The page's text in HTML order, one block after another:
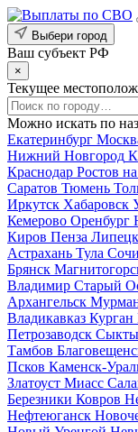
Выбери город
Ваш субъект РФ
×
Текущее
Можно искать по
Екатеринбург
Нижний Новгород
Краснодар Ростов
Саратов Тюмень
Иркутск Хабаровск
Кемерово Оренбург
Киров Пенза Липецк
Астрахань Тула Сочи
Брянск
Владимир Старый
Архангельск
Владикавказ Курган
Петрозаводск
Тамбов
Псков Каменск-
Златоуст Миасс
Березники Ковров
Нефтеюганск